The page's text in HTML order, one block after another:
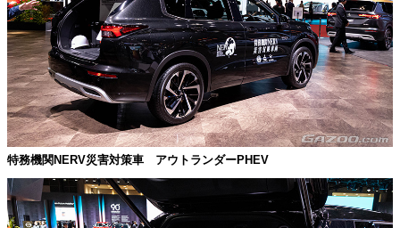
特務機関NERV災害対策車 アウトランダーPHEV